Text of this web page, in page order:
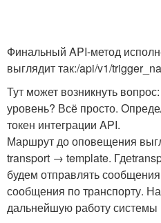
Финальный API-метод
выглядит так:/api/v1/
Тут может возникнуть
уровень? Всё просто.
токен интеграции API.
Маршрут до оповещения
transport → template. Где
будем отправлять
сообщения по транспорту.
дальнейшую работу системы